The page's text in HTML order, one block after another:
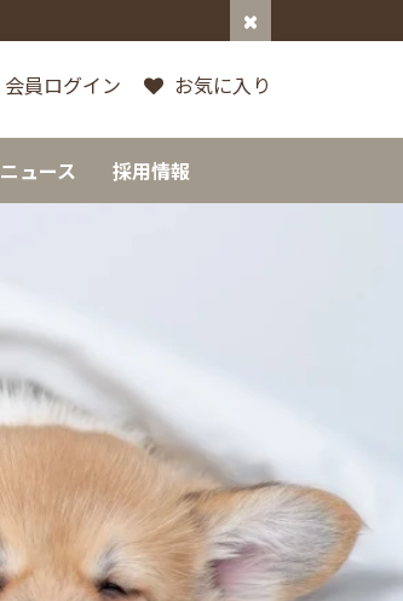
会員ログイン お気に入り
ニュース 採用情報